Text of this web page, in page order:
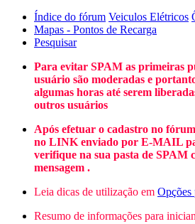
Índice do fórum Veiculos Elétricos
Mapas - Pontos de Recarga
Pesquisar
Para evitar SPAM as primeiras
usuário são moderadas e
algumas horas até serem
outros usuários
Após efetuar o cadastro no
no LINK enviado por E-MAIL
verifique na sua pasta de SPAM
mensagem .
Leia dicas de utilização em Opções
Resumo de informações para